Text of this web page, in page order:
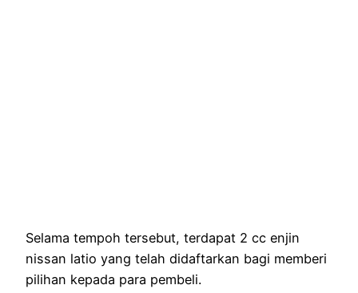
Selama tempoh tersebut, terdapat 2 cc enjin
nissan latio yang telah didaftarkan bagi memberi
pilihan kepada para pembeli.